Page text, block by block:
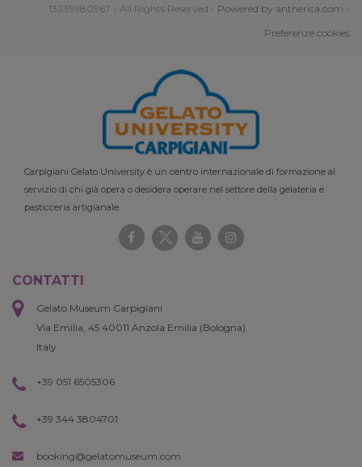
13239980967 - All Rights Reserved - Powered by antherica.com -
Preferenze cookies
Carpigiani Gelato University è un centro internazionale di formazione al
servizio di chi già opera o desidera operare nel settore della gelateria e
pasticceria artigianale.
CONTATTI
Gelato Museum Carpigiani
Via Emilia, 45 40011 Anzola Emilia (Bologna)
Italy
+39 051 6505306
+39 344 3804701
booking@gelatomuseum.com